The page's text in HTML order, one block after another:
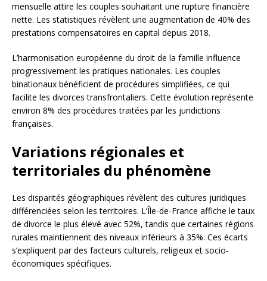
mensuelle attire les couples souhaitant une rupture financière
nette. Les statistiques révèlent une augmentation de 40% des
prestations compensatoires en capital depuis 2018.
L’harmonisation européenne du droit de la famille influence
progressivement les pratiques nationales. Les couples
binationaux bénéficient de procédures simplifiées, ce qui
facilite les divorces transfrontaliers. Cette évolution représente
environ 8% des procédures traitées par les juridictions
françaises.
Variations régionales et
territoriales du phénomène
Les disparités géographiques révèlent des cultures juridiques
différenciées selon les territoires. L’Île-de-France affiche le taux
de divorce le plus élevé avec 52%, tandis que certaines régions
rurales maintiennent des niveaux inférieurs à 35%. Ces écarts
s’expliquent par des facteurs culturels, religieux et socio-
économiques spécifiques.